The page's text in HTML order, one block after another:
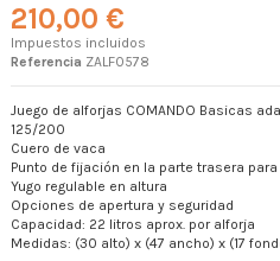
210,00 €
Impuestos incluidos
Referencia ZALF0578
Juego de alforjas COMANDO Basicas
125/200
Cuero de vaca
Punto de fijación en la parte trasera
Yugo regulable en altura
Opciones de apertura y seguridad
Capacidad: 22 litros aprox. por alforja
Medidas: (30 alto) x (47 ancho) x (17